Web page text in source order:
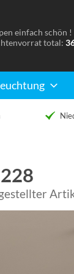
einfach schön !
total: